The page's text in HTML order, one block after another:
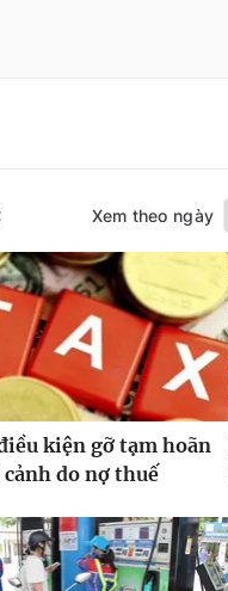
Xem theo ngày
kiện gỡ tạm hoãn
do nợ thuế